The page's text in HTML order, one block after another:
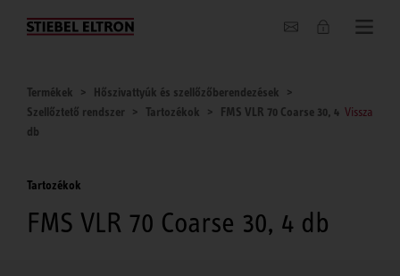
Hírek
Termékek
Hőszivattyúk és szellőzőberendezések
Szellőztető rendszer
Tartozékok
FMS VLR 70 Coarse 30, 4
db
Vissza
Tartozékok
FMS VLR 70 Coarse 30, 4 db